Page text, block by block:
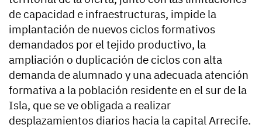
de capacidad e infraestructuras, impide la
implantación de nuevos ciclos formativos
demandados por el tejido productivo, la
ampliación o duplicación de ciclos con alta
demanda de alumnado y una adecuada atención
formativa a la población residente en el sur de la
Isla, que se ve obligada a realizar
desplazamientos diarios hacia la capital Arrecife.